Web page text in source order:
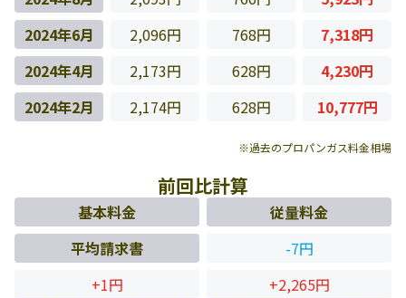
2024年6月
2,096円 768円
7,318円
2024年4月
2,173円 628円
4,230円
2024年2月
2,174円 628円 10,777円
※過去のプロパンガス料金相場
前回比計算
基本料金
従量料金
平均請求書
-7円
+1円
+2,265円